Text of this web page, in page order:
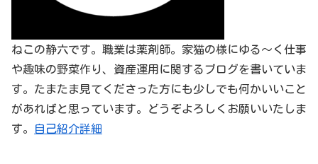
ねこの静六です。職業は薬剤師。家猫の様にゆる～く仕事
や趣味の野菜作り、資産運用に関するブログを書いていま
す。たまたま見てくださった方にも少しでも何かいいこと
があればと思っています。どうぞよろしくお願いいたしま
す。
自己紹介詳細